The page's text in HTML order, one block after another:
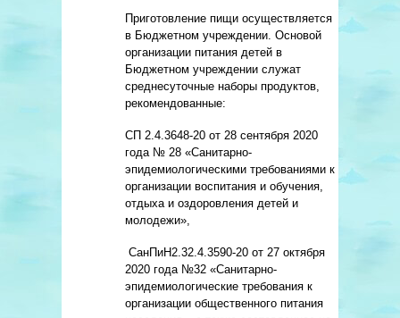
Приготовление пищи осуществляется
в Бюджетном учреждении. Основой
организации питания детей в
Бюджетном учреждении служат
среднесуточные наборы продуктов,
рекомендованные:
СП 2.4.3648-20 от 28 сентября 2020
года № 28 «Санитарно-
эпидемиологическими требованиями к
организации воспитания и обучения,
отдыха и оздоровления детей и
молодежи»,
СанПиН2.32.4.3590-20 от 27 октября
2020 года №32 «Санитарно-
эпидемиологические требования к
организации общественного питания